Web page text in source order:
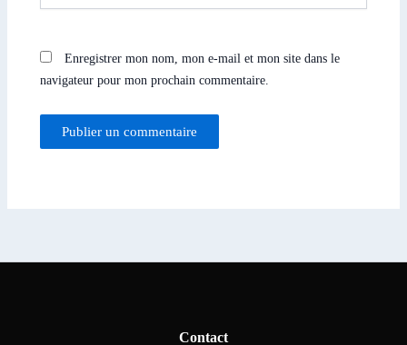
Enregistrer mon nom, mon e-mail et mon site dans le
navigateur pour mon prochain commentaire.
Contact